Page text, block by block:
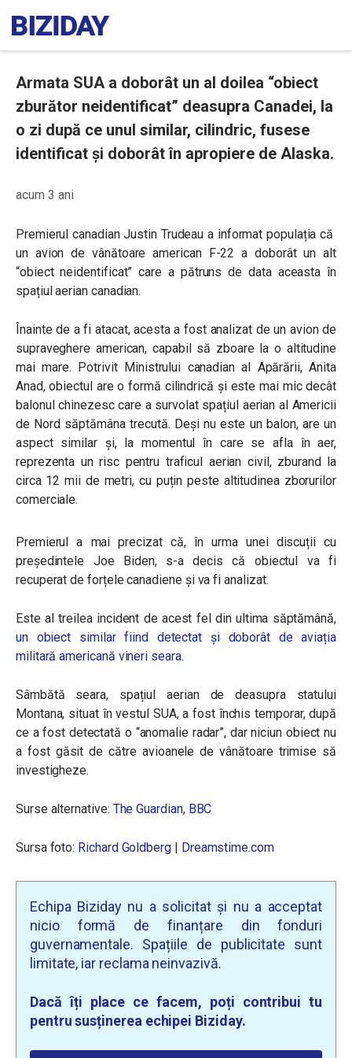
Armata SUA a doborât un al doilea “obiect
zburător neidentificat” deasupra Canadei, la
o zi după ce unul similar, cilindric, fusese
identificat și doborât în apropiere de Alaska.
acum 3 ani
Premierul canadian Justin Trudeau a informat populația că
un avion de vânătoare american F-22 a doborât un alt
“obiect neidentificat” care a pătruns de data aceasta în
spațiul aerian canadian.
Înainte de a fi atacat, acesta a fost analizat de un avion de
supraveghere american, capabil să zboare la o altitudine
mai mare. Potrivit Ministrului canadian al Apărării, Anita
Anad, obiectul are o formă cilindrică și este mai mic decât
balonul chinezesc care a survolat spațiul aerian al Americii
de Nord săptămâna trecută. Deși nu este un balon, are un
aspect similar și, la momentul în care se afla în aer,
reprezenta un risc pentru traficul aerian civil, zburand la
circa 12 mii de metri, cu puțin peste altitudinea zborurilor
comerciale.
Premierul a mai precizat că, în urma unei discuții cu
președintele Joe Biden, s-a decis că obiectul va fi
recuperat de forțele canadiene și va fi analizat.
Este al treilea incident de acest fel din ultima săptămână,
un obiect similar fiind detectat și doborât de aviația
militară americană vineri seara.
Sâmbătă seara, spațiul aerian de deasupra statului
Montana, situat în vestul SUA, a fost închis temporar, după
ce a fost detectată o “anomalie radar”, dar niciun obiect nu
a fost găsit de către avioanele de vânătoare trimise să
investigheze.
Surse alternative: The Guardian, BBC
Sursa foto: Richard Goldberg | Dreamstime.com
Echipa Biziday nu a solicitat și nu a acceptat
nicio formă de finanțare din fonduri
guvernamentale. Spațiile de publicitate sunt
limitate, iar reclama neinvazivă.
Dacă îți place ce facem, poți contribui tu
pentru susținerea echipei Biziday.